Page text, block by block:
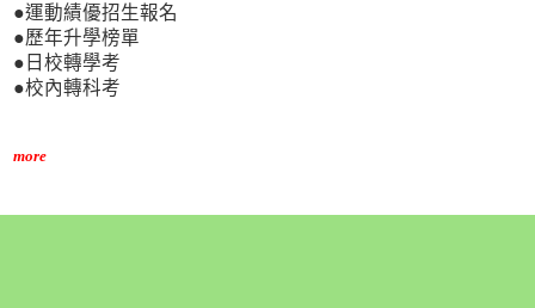
●運動績優招生報名
●歷年升學榜單
●日校轉學考
●校內轉科考
more